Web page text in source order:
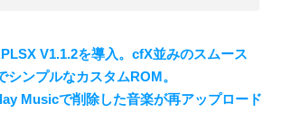
V1.1.2を導入。cfX並みのスムース
シンプルなカスタムROM。
Musicで削除した音楽が再アップロード